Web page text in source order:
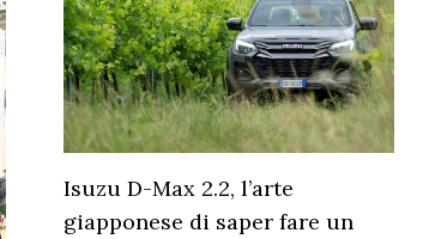
Isuzu D-Max 2.2, l’arte
giapponese di saper fare un